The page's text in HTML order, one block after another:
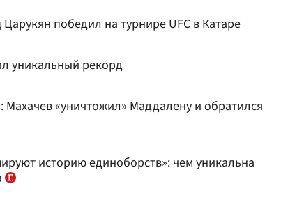
победил на турнире UFC в Катаре
уникальный рекорд
«уничтожил» Маддалену и обратился
историю единоборств»: чем уникальна